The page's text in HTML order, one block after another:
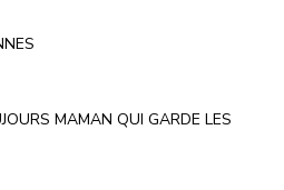
MAMAN QUI GARDE LES